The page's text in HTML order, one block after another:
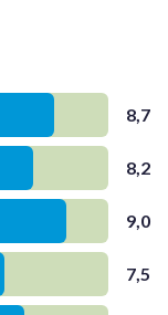
8,7
8,2
9,0
7,5